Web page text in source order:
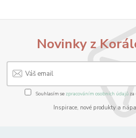
Novinky z
Souhlasím se zpracováním osobních údajůza
Inspirace, nové produkty a